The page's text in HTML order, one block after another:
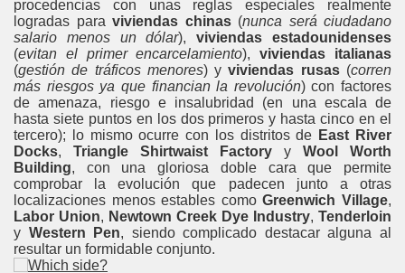
procedencias con unas reglas especiales realmente
logradas para viviendas chinas(nunca será ciudadano
salario menos un dólar),viviendas estadounidenses
(evitan el primer encarcelamiento),viviendas italianas
(gestión de tráficos menores) yviviendas rusas(corren
más riesgos ya que financian la revolución) con factores
de amenaza, riesgo e insalubridad (en una escala de
hasta siete puntos en los dos primeros y hasta cinco en el
tercero); lo mismo ocurre con los distritos de East River
Docks, Triangle Shirtwaist Factory y Wool Worth
Building, con una gloriosa doble cara que permite
comprobar la evolución que padecen junto a otras
localizaciones menos estables comoGreenwich Village,
Labor Union, Newtown Creek Dye Industry, Tenderloin
y Western Pen, siendo complicado destacar alguna al
resultar un formidable conjunto.